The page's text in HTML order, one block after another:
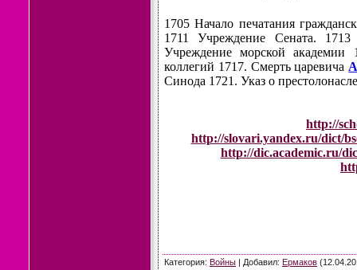
1705 Начало печатания
1711 Учреждение Сената.
Учреждение морской академии
коллегий 1717. Смерть царевича
Синода 1721. Указ о
http://
http://slovari.yandex.ru/dict/
http://dic.academic.ru/
Категория: Войны | Добавил: Ермаков